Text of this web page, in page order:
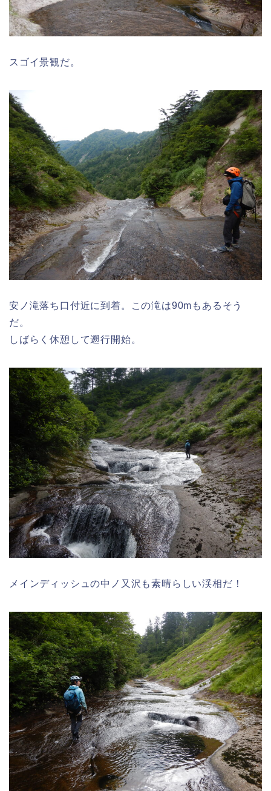
スゴイ景観だ。
安ノ滝落ち口付近に到着。この滝は90mもあるそう
だ。
しばらく休憩して遡行開始。
メインディッシュの中ノ又沢も素晴らしい渓相だ！